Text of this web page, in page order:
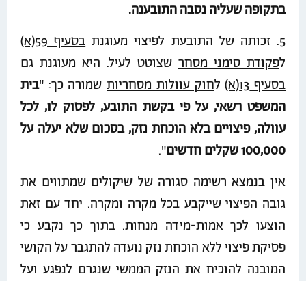
בתקופה שעליה נסבה התובענה.
5. זכותה של התובעת לפיצוי מעוגנת
בסעיף 59(א)
לפקודת סימני מסחר שצוטט לעיל. היא מעוגנת גם
בסעיף 13(א)
לחוק עוולות מסחריותשמורה כך: "בית
המשפט רשאי, על פי בקשת התובע, לפסוק לו, לכל
עוולה, פיצויים בלא הוכחת נזק, בסכום שלא יעלה על
100,000 שקלים חדשים
".
אין בנמצא רשימה סגורה של שיקולים שמתווים את
גובה הפיצוי שייקבע בכל מקרה ומקרה. יחד עם זאת
הוצעו לכך אמות-מידה מנחות. בתוך כך נקבע כי
פסיקת פיצוי ללא הוכחת נזק נועדה להתגבר על הקושי
המובנה להוכיח את הנזק הממשי שנגרם לנפגע ועל